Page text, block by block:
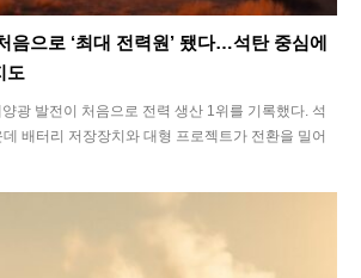
음으로 ‘최대 전력원’ 됐다…석탄 중심에
도
광 발전이 처음으로 전력 생산 1위를 기록했다. 석
배터리 저장장치와 대형 프로젝트가 전환을 밀어